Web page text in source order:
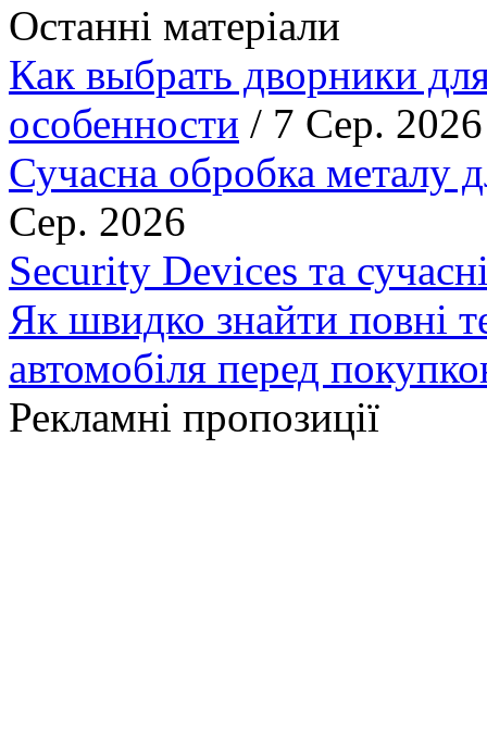
Останні матеріали
Как выбрать дворники
особенности / 7 Сер. 2026
Сучасна обробка металу
Сер. 2026
Security Devices та
Як швидко знайти повні
автомобіля перед
Рекламні пропозиції